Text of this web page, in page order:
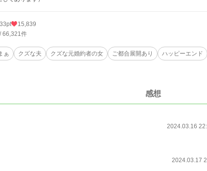
15,839
66,321件
ぁ クズな夫 クズな元婚約者の女 ご都合展開あり ハッピーエンド
感想
2024.03.16
2024.03.17